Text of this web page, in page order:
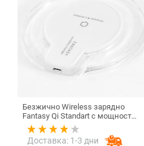
Безжично Wireless зарядно
Fantasy Qi Standart с мощност
5W и тип на свързаност USB -
бял цвят
Доставка: 1-3 дни